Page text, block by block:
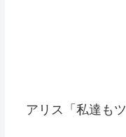
アリス「私達も